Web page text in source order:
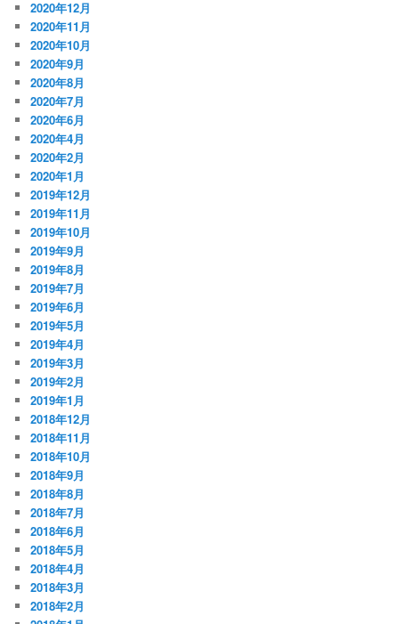
2020年12月
2020年11月
2020年10月
2020年9月
2020年8月
2020年7月
2020年6月
2020年4月
2020年2月
2020年1月
2019年12月
2019年11月
2019年10月
2019年9月
2019年8月
2019年7月
2019年6月
2019年5月
2019年4月
2019年3月
2019年2月
2019年1月
2018年12月
2018年11月
2018年10月
2018年9月
2018年8月
2018年7月
2018年6月
2018年5月
2018年4月
2018年3月
2018年2月